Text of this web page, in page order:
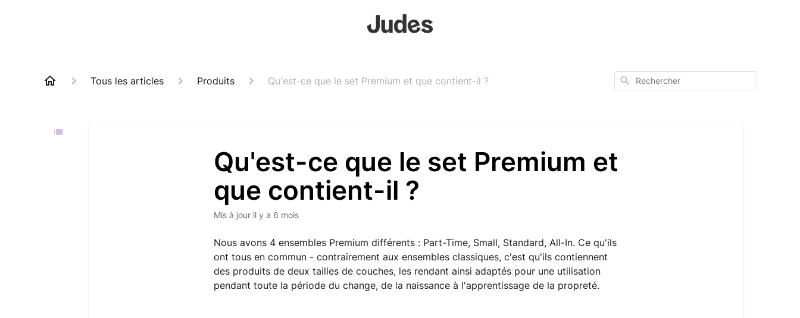
Tous les articles Produits Qu'est-ce que le set Premium et que contient-il ? Rechercher
Qu'est-ce que le set Premium et
que contient-il ?
Mis à jour il y a 6 mois
Nous avons 4 ensembles Premium différents : Part-Time, Small, Standard, All-In. Ce qu'ils
ont tous en commun - contrairement aux ensembles classiques, c'est qu'ils contiennent
des produits de deux tailles de couches, les rendant ainsi adaptés pour une utilisation
pendant toute la période du change, de la naissance à l'apprentissage de la propreté.